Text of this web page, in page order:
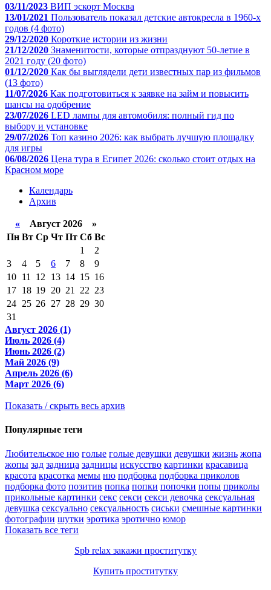
03/11/2023 ВИП эскорт Москва
13/01/2021 Пользователь показал детские автокресла в 1960-х
годов (4 фото)
29/12/2020 Короткие истории из жизни
21/12/2020 Знаменитости, которые отпразднуют 50-летие в
2021 году (20 фото)
01/12/2020 Как бы выглядели дети известных пар из фильмов
(13 фото)
11/07/2026 Как подготовиться к заявке на займ и повысить
шансы на одобрение
23/07/2026 LED лампы для автомобиля: полный гид по
выбору и установке
29/07/2026 Топ казино 2026: как выбрать лучшую площадку
для игры
06/08/2026 Цена тура в Египет 2026: сколько стоит отдых на
Красном море
Календарь
Архив
« Август 2026 »
Пн Вт Ср Чт Пт Сб Вс
1
2
3
4 5 6 7 8
9
10 11 12 13 14 15 16
17 18 19 20 21 22 23
24 25 26 27 28 29 30
31
Август 2026 (1)
Июль 2026 (4)
Июнь 2026 (2)
Май 2026 (9)
Апрель 2026 (6)
Март 2026 (6)
Показать / скрыть весь архив
Популярные теги
Любительское ню голые голые девушки девушки жизнь жопа
жопы зад задница задницы искусство картинки красавица
красота красотка мемы ню подборка подборка приколов
подборка фото позитив попка попки попочки попы приколы
прикольные картинки секс секси секси девочка сексуальная
девушка сексуально сексуальность сиськи смешные картинки
фотографии шутки эротика эротично юмор
Показать все теги
Spb relax закажи проститутку
Купить проститутку